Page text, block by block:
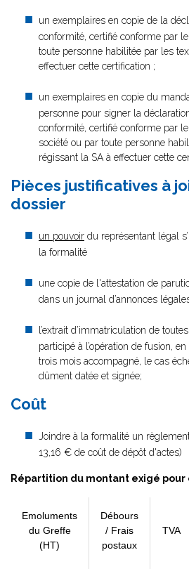
un exemplaires en copie de la
conformité, certifié conforme par
toute personne habilitée par les
effectuer cette certification ;
un exemplaires en copie du
personne pour signer la
conformité, certifié conforme par
société ou par toute personne
régissant la SA à effectuer cette
Pièces justificatives à
dossier
un pouvoir du représentant légal
la formalité
une copie de l'attestation de
dans un journal d’annonces
l’extrait d’immatriculation de
participé à l’opération de fusion,
trois mois accompagné, le cas
dûment datée et signée;
Coût
Joindre à la formalité un
13,16 € de coût de dépôt d'actes)
Répartition du montant exigé
Emoluments
du Greffe
(HT)
Débours
/ Frais
postaux
TVA